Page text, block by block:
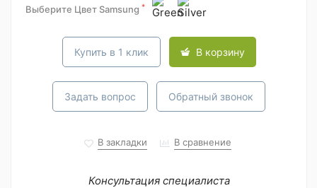
Выберите Цвет Samsung *
Купить в 1 клик В корзину
Задать вопрос Обратный звонок
В закладки В сравнение
Консультация специалиста